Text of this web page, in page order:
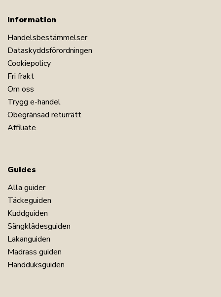
Information
Handelsbestämmelser
Dataskyddsförordningen
Cookiepolicy
Fri frakt
Om oss
Trygg e-handel
Obegränsad returrätt
Affiliate
Guides
Alla guider
Täckeguiden
Kuddguiden
Sängklädesguiden
Lakanguiden
Madrass guiden
Handduksguiden